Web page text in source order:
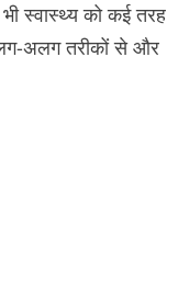
स्वास्थ्य को कई तरह
अलग तरीकों से और